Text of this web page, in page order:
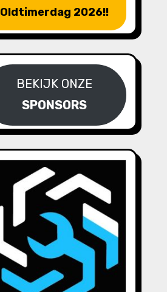
Oldtimerdag 2026!!
BEKIJK ONZE
SPONSORS